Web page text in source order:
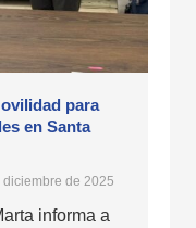
para
en Santa
diciembre de 2025
informa a